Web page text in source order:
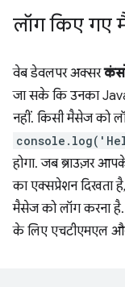
लॉग किए गए
वेब डेवलपर अक्सर
जा सके कि उनका
नहीं. किसी मैसेज को
होगा. जब ब्राउज़र
का एक्सप्रेशन दिखता
मैसेज को लॉग करना
के लिए एचटीएमएल